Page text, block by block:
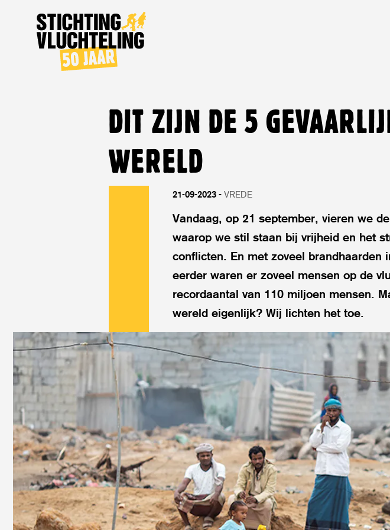
DIT ZIJN DE 5
WERELD
21-09-2023 VREDE
Vandaag, op 21 september, vieren we
waarop we stil staan bij vrijheid en het
conflicten. En met zoveel
eerder waren er zoveel mensen op de
recordaantal van 110 miljoen mensen.
wereld eigenlijk? Wij lichten het toe.